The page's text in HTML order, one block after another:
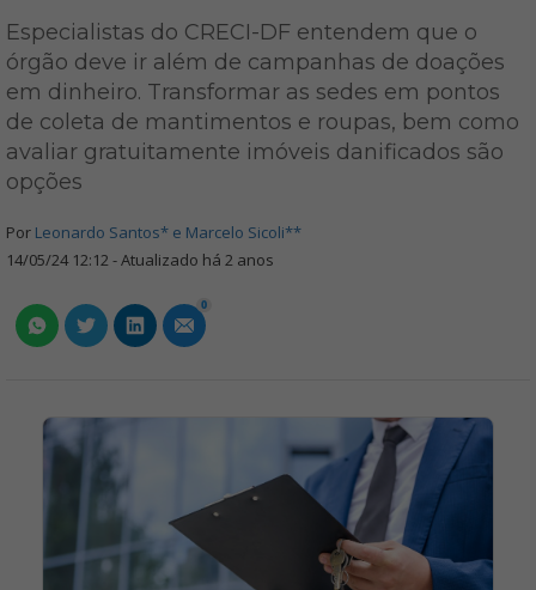
Especialistas do CRECI-DF entendem que o
órgão deve ir além de campanhas de doações
em dinheiro. Transformar as sedes em pontos
de coleta de mantimentos e roupas, bem como
avaliar gratuitamente imóveis danificados são
opções
Por Leonardo Santos* e Marcelo Sicoli**
14/05/24 12:12 - Atualizado há 2 anos
0